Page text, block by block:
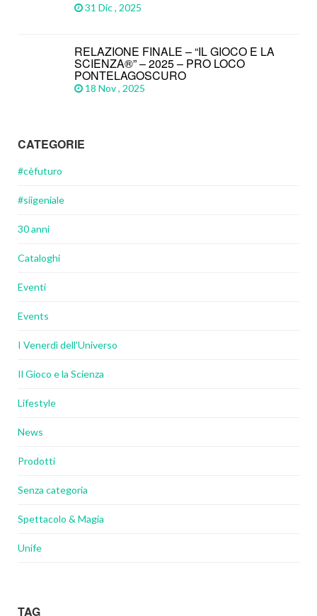
31 Dic , 2025
RELAZIONE FINALE – “IL GIOCO E LA
SCIENZA®” – 2025 – PRO LOCO
PONTELAGOSCURO
18 Nov , 2025
CATEGORIE
#cèfuturo
#siigeniale
30 anni
Cataloghi
Eventi
Events
I Venerdì dell'Universo
Il Gioco e la Scienza
Lifestyle
News
Prodotti
Senza categoria
Spettacolo & Magia
Unife
TAG